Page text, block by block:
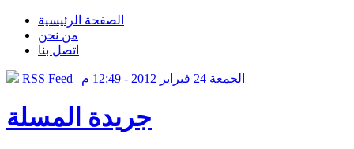
الصفحة الرئيسية
من نحن
اتصل بنا
RSS Feed | الجمعة 24 فبراير 2012 - 12:49 م
جريدة المسلة